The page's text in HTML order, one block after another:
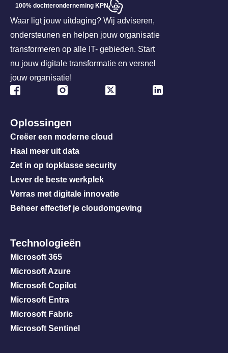
100% dochteronderneming KPN
Waar ligt jouw uitdaging? Wij adviseren,
ondersteunen en helpen jouw organisatie
transformeren op alle IT- gebieden. Start
nu jouw digitale transformatie en versnel
jouw organisatie!
Oplossingen
Creëer een moderne cloud
Haal meer uit data
Zet in op topklasse security
Lever de beste werkplek
Verras met digitale innovatie
Beheer effectief je cloudomgeving
Technologieën
Microsoft 365
Microsoft Azure
Microsoft Copilot
Microsoft Entra
Microsoft Fabric
Microsoft Sentinel